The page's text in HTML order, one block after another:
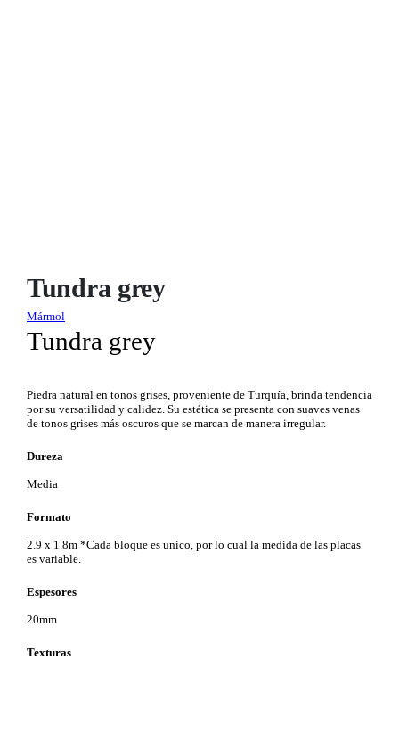
Tundra grey
Mármol
Tundra grey
Piedra natural en tonos grises, proveniente de Turquía, brinda tendencia
por su versatilidad y calidez. Su estética se presenta con suaves venas
de tonos grises más oscuros que se marcan de manera irregular.
Dureza
Media
Formato
2.9 x 1.8m *Cada bloque es unico, por lo cual la medida de las placas
es variable.
Espesores
20mm
Texturas